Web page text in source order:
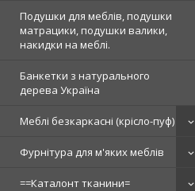
Подушки для меблів, подушки
матрацики, подушки валики,
накидки на меблі.
Банкетки з натурального
дерева Україна
Меблі безкаркасні (крісло-пуф)
Фурнітура для м'яких меблів
==Каталонт тканини=